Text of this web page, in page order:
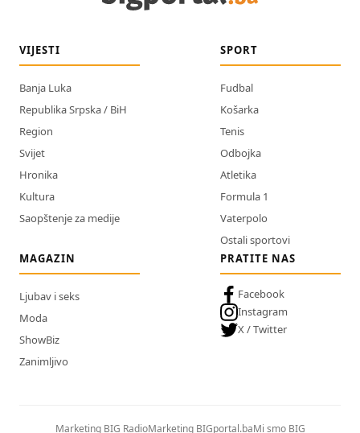
VIJESTI
Banja Luka
Republika Srpska / BiH
Region
Svijet
Hronika
Kultura
Saopštenje za medije
SPORT
Fudbal
Košarka
Tenis
Odbojka
Atletika
Formula 1
Vaterpolo
Ostali sportovi
MAGAZIN
Ljubav i seks
Moda
ShowBiz
Zanimljivo
PRATITE NAS
Facebook
Instagram
X / Twitter
Marketing BIG RadioMarketing BIGportal.baMi smo BIG